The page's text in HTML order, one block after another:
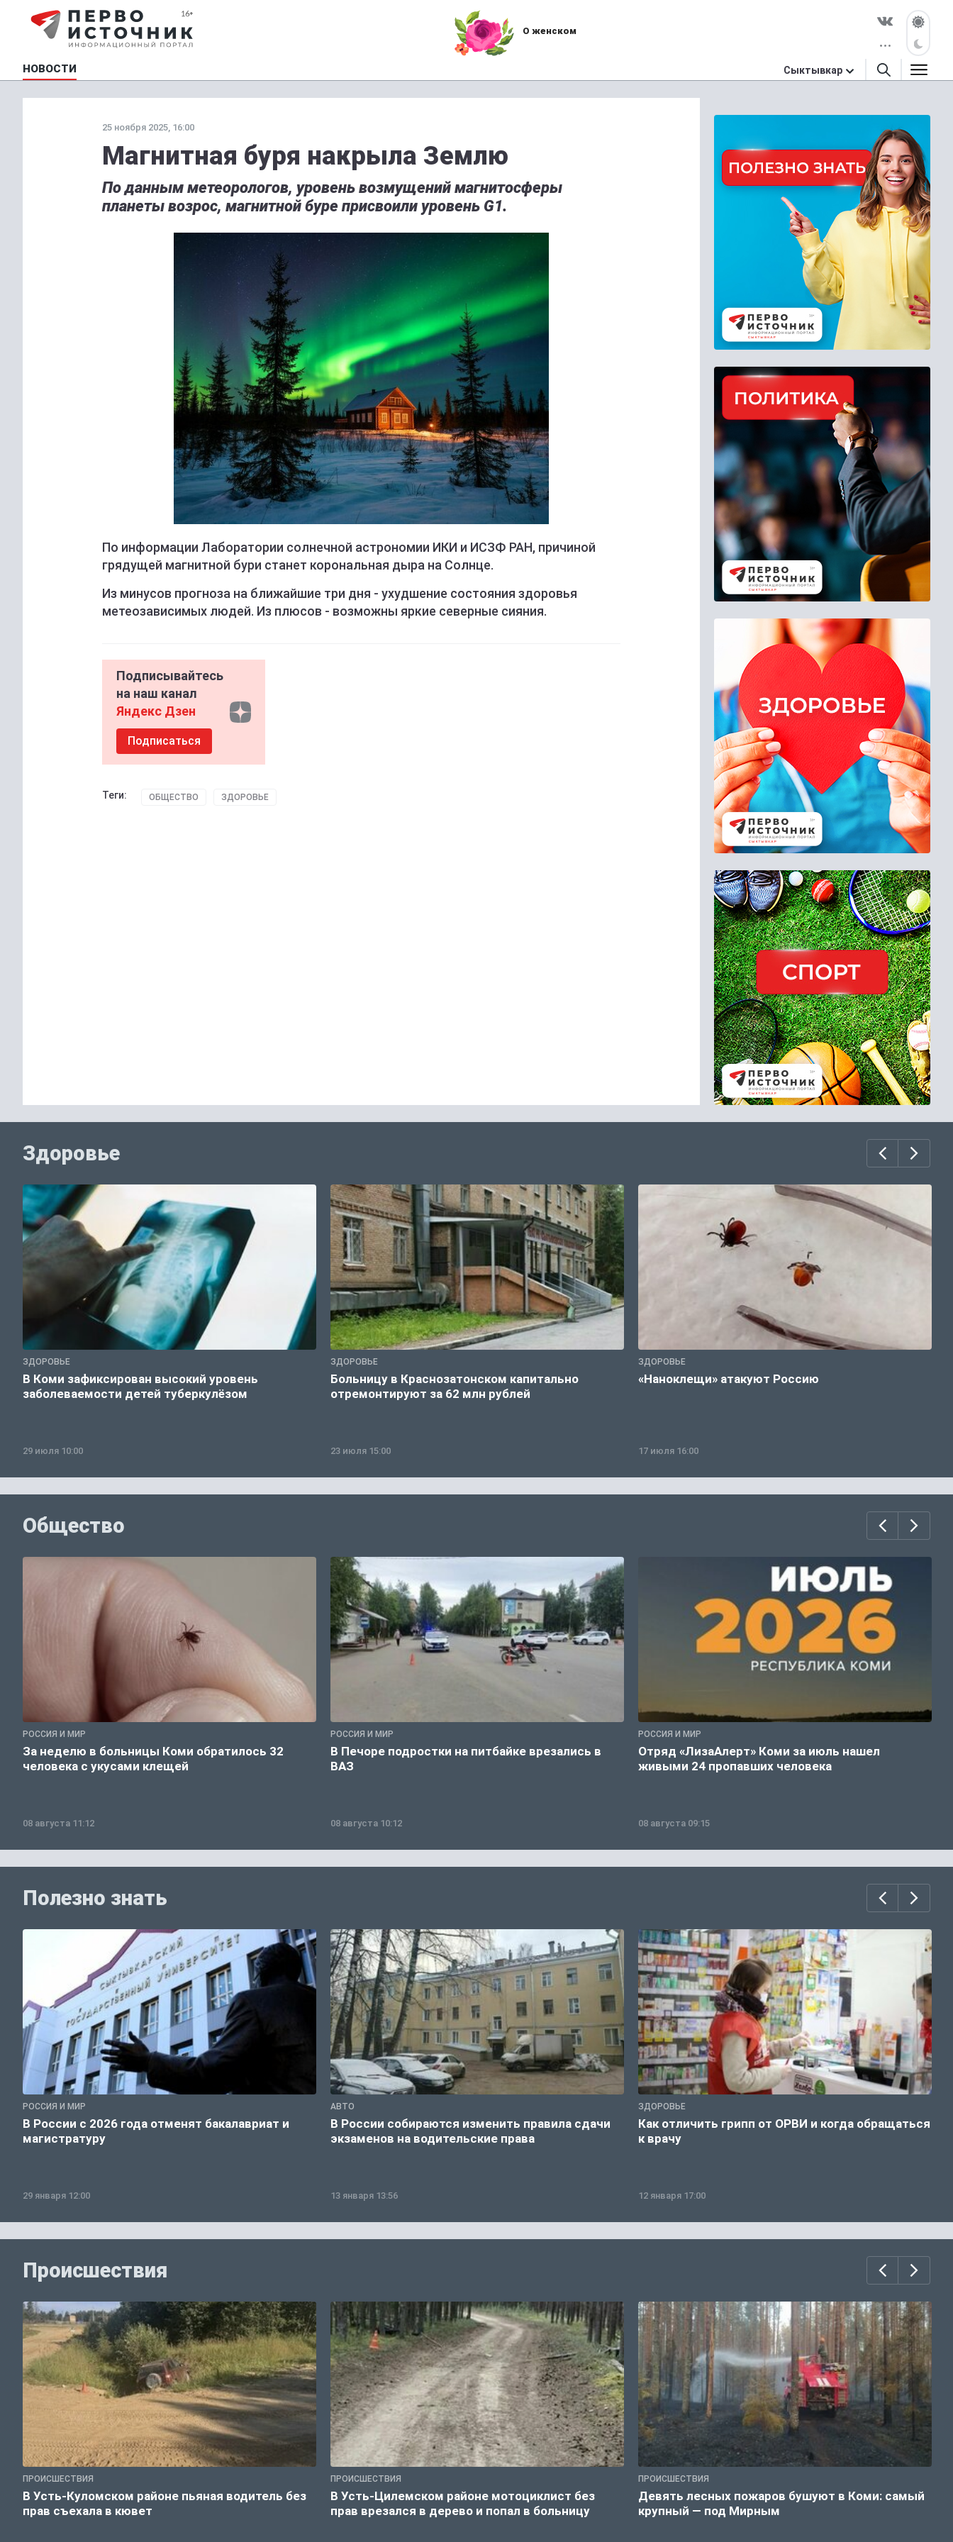
О женском
НОВОСТИ Сыктывкар
25 ноября 2025, 16:00
Магнитная буря накрыла Землю
По данным метеорологов, уровень возмущений магнитосферы
планеты возрос, магнитной буре присвоили уровень G1.
По информации Лаборатории солнечной астрономии ИКИ и ИСЗФ РАН, причиной
грядущей магнитной бури станет корональная дыра на Солнце.
Из минусов прогноза на ближайшие три дня - ухудшение состояния здоровья
метеозависимых людей. Из плюсов - возможны яркие северные сияния.
Подписывайтесь
на наш канал
Яндекс Дзен
Подписаться
Теги: ОБЩЕСТВО ЗДОРОВЬЕ
Здоровье
ЗДОРОВЬЕ
В Коми зафиксирован высокий уровень
заболеваемости детей туберкулёзом
29 июля 10:00
ЗДОРОВЬЕ
Больницу в Краснозатонском капитально
отремонтируют за 62 млн рублей
23 июля 15:00
ЗДОРОВЬЕ
«Наноклещи» атакуют Россию
17 июля 16:00
Общество
РОССИЯ И МИР
За неделю в больницы Коми обратилось 32
человека с укусами клещей
08 августа 11:12
РОССИЯ И МИР
В Печоре подростки на питбайке врезались в
ВАЗ
08 августа 10:12
РОССИЯ И МИР
Отряд «ЛизаАлерт» Коми за июль нашел
живыми 24 пропавших человека
08 августа 09:15
Полезно знать
РОССИЯ И МИР
В России с 2026 года отменят бакалавриат и
магистратуру
29 января 12:00
АВТО
В России собираются изменить правила сдачи
экзаменов на водительские права
13 января 13:56
ЗДОРОВЬЕ
Как отличить грипп от ОРВИ и когда обращаться
к врачу
12 января 17:00
Происшествия
ПРОИСШЕСТВИЯ
В Усть-Куломском районе пьяная водитель без
прав съехала в кювет
ПРОИСШЕСТВИЯ
В Усть-Цилемском районе мотоциклист без
прав врезался в дерево и попал в больницу
ПРОИСШЕСТВИЯ
Девять лесных пожаров бушуют в Коми: самый
крупный — под Мирным